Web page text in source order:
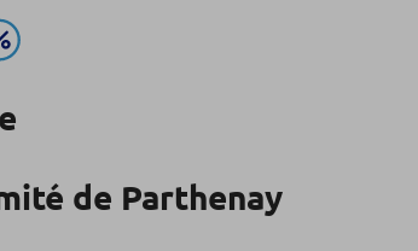
de Parthenay